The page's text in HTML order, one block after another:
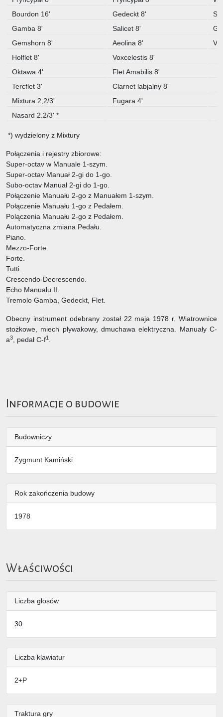
Bourdon 16'
Gedeckt 8'
Gamba 8'
Salicet 8'
Gemshorn 8'
Aeolina 8'
Holflet 8'
Voxcelestis 8'
Oktawa 4'
Flet Amabilis 8'
Tercflet 3'
Clarnet labjalny 8'
Mixtura 2,2/3'
Fugara 4'
Nasard 2.2/3' *
*) wydzielony z Mixtury
Połączenia i rejestry zbiorowe:
Super-octav w Manuale 1-szym.
Super-octav Manuał 2-gi do 1-go.
Subo-octav Manuał 2-gi do 1-go.
Połączenie Manuału 2-go z Manuałem 1-szym.
Połączenie Manuału 1-go z Pedałem.
Polączenia Manuału 2-go z Pedałem.
Automatyczna zmiana Pedału.
Piano.
Mezzo-Forte.
Forte.
Tutti.
Crescendo-Decrescendo.
Echo Manuału II.
Tremolo Gamba, Gedeckt, Flet.
Obecny instrument odebrany został 22 maja 1978 r. Wiatrownice
stożkowe, miech pływakowy, dmuchawa elektryczna. Manuały C-
a3 , pedał C-f1
Informacje o budowie
Budowniczy
Zygmunt Kamiński
Rok zakończenia budowy
1978
Właściwości
Liczba głosów
30
Liczba klawiatur
2+P
Traktura gry